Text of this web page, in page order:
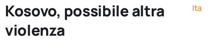
Ricerca e divulgazione
Kosovo, possibile altra
violenza
Ita